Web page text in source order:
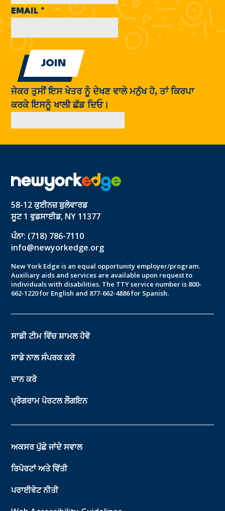
EMAIL *
ਜੇਕਰ ਤੁਸੀਂ ਇਸ ਖੇਤਰ ਨੂੰ ਦੇਖਣ ਵਾਲੇ ਮਨੁੱਖ ਹੋ, ਤਾਂ ਕਿਰਪਾ
ਕਰਕੇ ਇਸਨੂੰ ਖਾਲੀ ਛੱਡ ਦਿਓ।
58-12 ਕੁਈਨਜ਼ ਬੁਲੇਵਾਰਡ
ਸੂਟ 1 ਵੁਡਸਾਈਡ, NY 11377
ਪੰਨਾ: (718) 786-7110
info@newyorkedge.org
New York Edge is an equal opportunity employer/program.
Auxiliary aids and services are available upon request to
individuals with disabilities. The TTY service number is 800-
662-1220 for English and 877-662-4886 for Spanish.
ਸਾਡੀ ਟੀਮ ਵਿੱਚ ਸ਼ਾਮਲ ਹੋਵੋ
ਸਾਡੇ ਨਾਲ ਸੰਪਰਕ ਕਰੋ
ਦਾਨ ਕਰੋ
ਪ੍ਰੋਗਰਾਮ ਪੋਰਟਲ ਲੌਗਇਨ
ਅਕਸਰ ਪੁੱਛੇ ਜਾਂਦੇ ਸਵਾਲ
ਰਿਪੋਰਟਾਂ ਅਤੇ ਵਿੱਤੀ
ਪਰਾਈਵੇਟ ਨੀਤੀ